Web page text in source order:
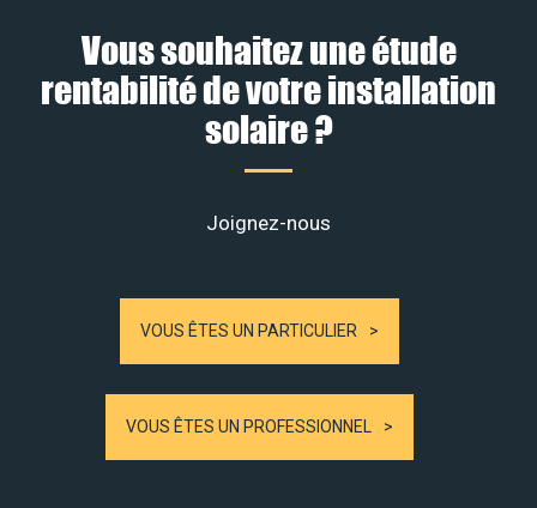
Vous souhaitez une étude
rentabilité de votre installation
solaire ?
Joignez-nous
VOUS ÊTES UN PARTICULIER
VOUS ÊTES UN PROFESSIONNEL